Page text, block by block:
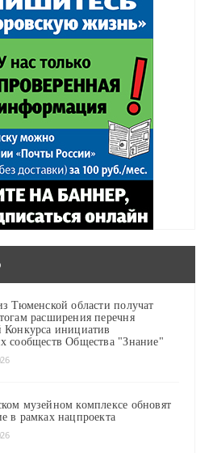
Тюменской области получат
расширения перечня
Конкурса инициатив
сообществ Общества "Знание"
музейном комплексе обновят
в рамках нацпроекта